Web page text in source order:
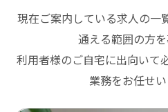
現在ご案内している求人の一
通える範囲の方を
利用者様のご自宅に出向いて
業務をお任せい